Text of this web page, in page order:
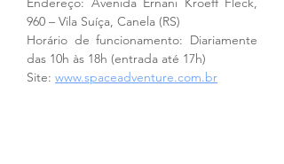
960 – Vila Suíça, Canela (RS)
Horário de funcionamento: Diariamente
das 10h às 18h (entrada até 17h)
Site: www.spaceadventure.com.br